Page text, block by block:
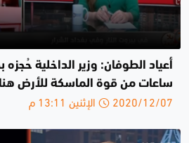
أعياد الطوفان: وزير الداخلية
ساعات من قوة الماسكة للأرض
2020/12/07 الإثنين 13:11 م